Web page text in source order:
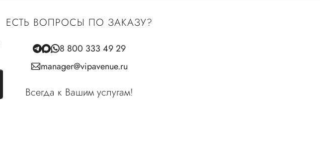
ЕСТЬ ВОПРОСЫ ПО ЗАКАЗУ?
8 800 333 49 29
manager@vipavenue.ru
Всегда к Вашим услугам!